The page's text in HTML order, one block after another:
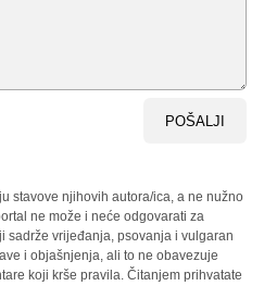
POŠALJI
stavove njihovih autora/ica, a ne nužno
ne može i neće odgovarati za
sadrže vrijeđanja, psovanja i vulgaran
i objašnjenja, ali to ne obavezuje
koji krše pravila. Čitanjem prihvatate